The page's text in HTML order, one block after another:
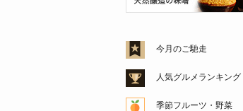
今月のご馳走
人気グルメランキング
季節フルーツ・野菜